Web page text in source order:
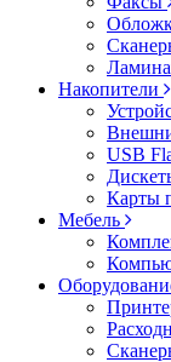
Накопители
USB
Карты
Мебель